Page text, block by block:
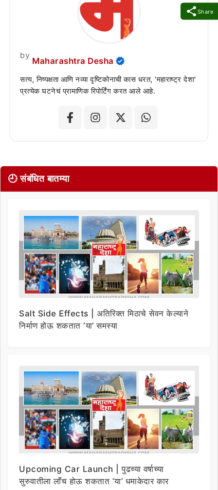
Share
by
Maharashtra Desha
सत्य, निष्पक्षता आणि नव्या दृष्टिकोनाची कास धरत, 'महाराष्ट्र देशा'
प्रत्येक घटनेचं प्रामाणिक रिपोर्टिंग करत आले आहे.
🕘 संबंधित बातम्या
Salt Side Effects | अतिरिक्त मिठाचे सेवन केल्याने
निर्माण होऊ शकतात ‘या’ समस्या
Upcoming Car Launch | पुढच्या वर्षाच्या
सुरुवातीला लाँच होऊ शकतात ‘या’ धमाकेदार कार